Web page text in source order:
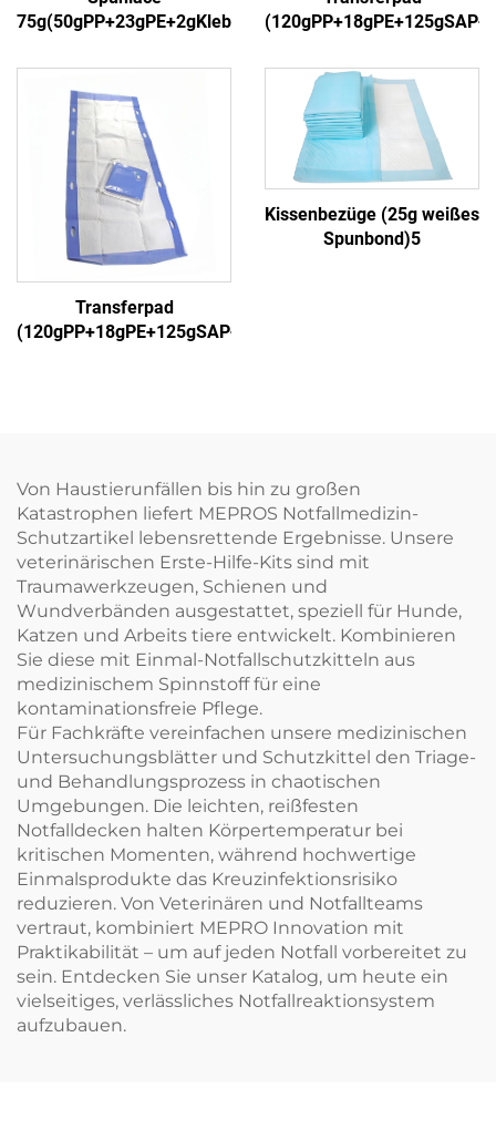
75g(50gPP+23gPE+2gKleber)3
Transferpad
(120gPP+18gPE+125gSAP+18gPP)5
Kissenbezüge (25g weißes
Spunbond)5
Von Haustierunfällen bis hin zu großen
Katastrophen liefert MEPROS Notfallmedizin-
Schutzartikel lebensrettende Ergebnisse. Unsere
veterinärischen Erste-Hilfe-Kits sind mit
Traumawerkzeugen, Schienen und
Wundverbänden ausgestattet, speziell für Hunde,
Katzen und Arbeits tiere entwickelt. Kombinieren
Sie diese mit Einmal-Notfallschutzkitteln aus
medizinischem Spinnstoff für eine
kontaminationsfreie Pflege.
Für Fachkräfte vereinfachen unsere medizinischen
Untersuchungsblätter und Schutzkittel den Triage-
und Behandlungsprozess in chaotischen
Umgebungen. Die leichten, reißfesten
Notfalldecken halten Körpertemperatur bei
kritischen Momenten, während hochwertige
Einmalsprodukte das Kreuzinfektionsrisiko
reduzieren. Von Veterinären und Notfallteams
vertraut, kombiniert MEPRO Innovation mit
Praktikabilität – um auf jeden Notfall vorbereitet zu
sein. Entdecken Sie unser Katalog, um heute ein
vielseitiges, verlässliches Notfallreaktionsystem
aufzubauen.